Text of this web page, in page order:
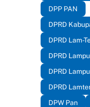
DPP PAN
DPRD
DPRD Lam-
DPRD
DPRD
DPRD
DPW Pan